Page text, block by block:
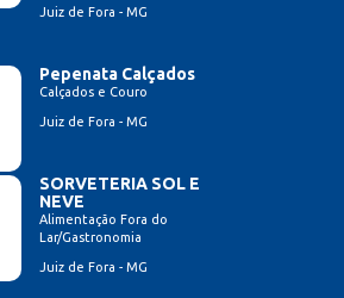
Juiz de Fora - MG
Pepenata Calçados
Calçados e Couro
Juiz de Fora - MG
SORVETERIA SOL E
NEVE
Alimentação Fora do
Lar/Gastronomia
Juiz de Fora - MG